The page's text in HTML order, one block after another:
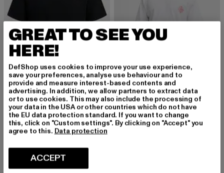
JACK AND JONES
JPRBLATOM
EUR 12,99
Huidige prijs: EUR 12,99
EUR 19,99Actieprijs: EUR 19,99
JACK AND JONES
JORBELLAGIO BACK
EUR 14,99
Huidige prijs: EUR 14,99
EUR 24,99Actieprijs:
GREAT TO SEE YOU
HERE!
DefShop uses cookies to improve your use experience,
save your preferences, analyse use behaviour and to
provide and measure interest-based contents and
advertising. In addition, we allow partners to extract data
or to use cookies. This may also include the processing of
your data in the USA or other countries which do not have
the EU data protection standard. If you want to change
this, click on "Custom settings". By clicking on "Accept" you
agree to this. Data protection
ACCEPT